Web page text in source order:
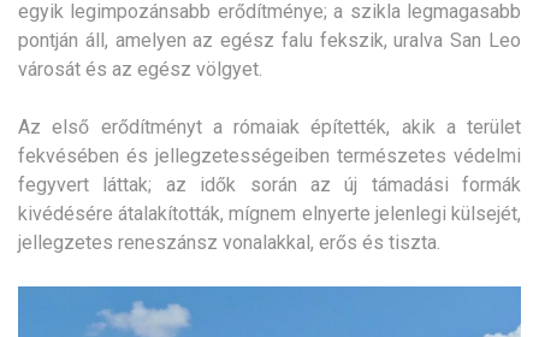
egyik legimpozánsabb erődítménye; a szikla legmagasabb
pontján áll, amelyen az egész falu fekszik, uralva San Leo
városát és az egész völgyet.
Az első erődítményt a rómaiak építették, akik a terület
fekvésében és jellegzetességeiben természetes védelmi
fegyvert láttak; az idők során az új támadási formák
kivédésére átalakították, mígnem elnyerte jelenlegi külsejét,
jellegzetes reneszánsz vonalakkal, erős és tiszta.